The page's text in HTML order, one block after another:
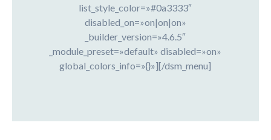
list_style_color=»#0a3333″
disabled_on=»on|on|on»
_builder_version=»4.6.5″
_module_preset=»default» disabled=»on»
global_colors_info=»{}»][/dsm_menu]